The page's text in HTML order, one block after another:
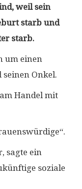
weil sein
starb und
starb.
um einen
Onkel.
Handel mit
sagte ein
soziale